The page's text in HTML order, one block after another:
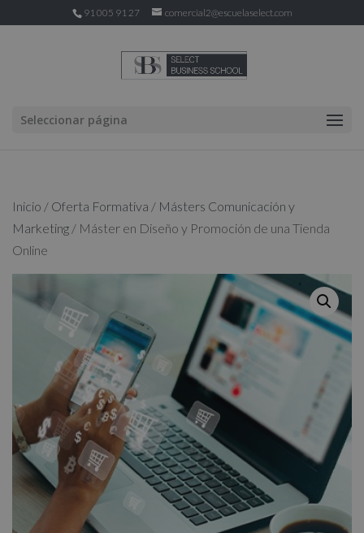
91 005 91 27 comercial2@escuelaselect.com
Seleccionar página
Inicio / Oferta Formativa / Másters Comunicación y
Marketing / Máster en Diseño y Promoción de una Tienda
Online